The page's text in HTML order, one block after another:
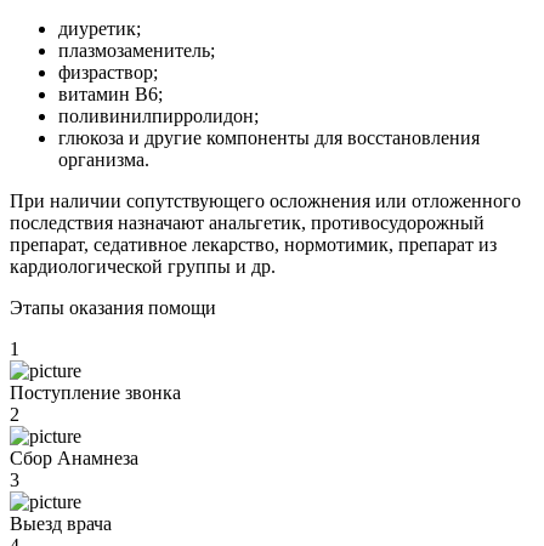
диуретик;
плазмозаменитель;
физраствор;
витамин В6;
поливинилпирролидон;
глюкоза и другие компоненты для восстановления
организма.
При наличии сопутствующего осложнения или отложенного
последствия назначают анальгетик, противосудорожный
препарат, седативное лекарство, нормотимик, препарат из
кардиологической группы и др.
Этапы оказания помощи
1
Поступление звонка
2
Сбор Анамнеза
3
Выезд врача